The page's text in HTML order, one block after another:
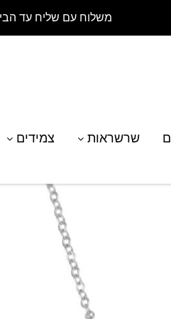
משלוח עם שליח עד
שרשראות צמידים
מזל סרטן בשילוב אבן סברובסקי